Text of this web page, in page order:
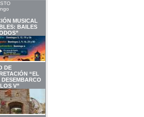
MUSICAL
BAILES
DE
“EL
DESEMBARCO
V”